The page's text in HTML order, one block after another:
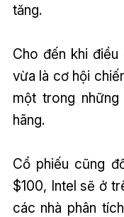
tăng.
Cho đến khi
vừa là cơ hội
một trong
hãng.
Cổ phiếu cũng
$100, Intel sẽ ở
các nhà phân